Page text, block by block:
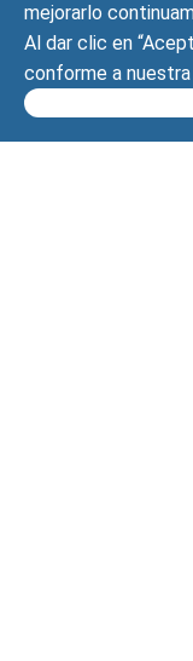
mejorarlo
Al dar clic en
conforme a nuestra